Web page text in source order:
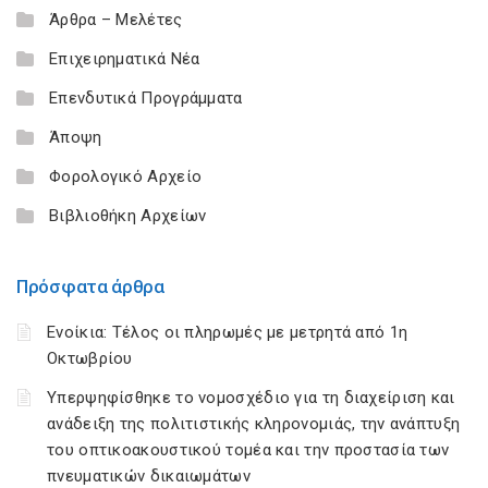
Άρθρα – Μελέτες
Επιχειρηματικά Νέα
Επενδυτικά Προγράμματα
Άποψη
Φορολογικό Αρχείο
Βιβλιοθήκη Αρχείων
Πρόσφατα άρθρα
Ενοίκια: Τέλος οι πληρωμές με μετρητά από 1η
Οκτωβρίου
Υπερψηφίσθηκε το νομοσχέδιο για τη διαχείριση και
ανάδειξη της πολιτιστικής κληρονομιάς, την ανάπτυξη
του οπτικοακουστικού τομέα και την προστασία των
πνευματικών δικαιωμάτων